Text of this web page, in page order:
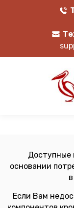
Доступные
основании
Если Вам